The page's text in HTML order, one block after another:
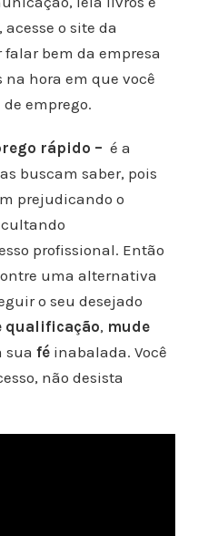
o site da
bem da empresa
hora em que você
emprego.
rápido – é a
buscam saber, pois
prejudicando o
profissional. Então
uma alternativa
o seu desejado
qualificação, mude
sua féinabalada. Você
não desista